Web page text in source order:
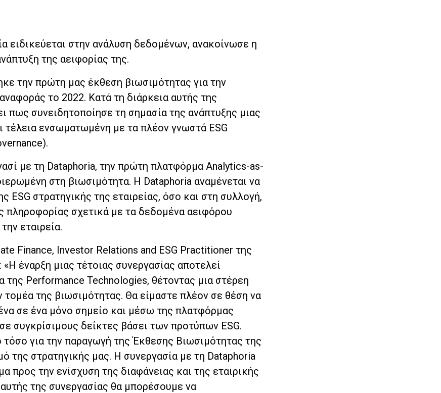
ειδικεύεται στην ανάλυση δεδομένων, ανακοίνωσε η
της αειφορίας της.
την πρώτη μας έκθεση βιωσιμότητας για την
το 2022. Κατά τη διάρκεια αυτής της
πως συνειδητοποίησε τη σημασία της ανάπτυξης μιας
τέλεια ενσωματωμένη με τα πλέον γνωστά ESG
με τη Dataphoria, την πρώτη πλατφόρμα Analytics-as-
στη βιωσιμότητα. Η Dataphoria αναμένεται να
ESG στρατηγικής της εταιρείας, όσο και στη συλλογή,
πληροφορίας σχετικά με τα δεδομένα αειφόρου
εταιρεία.
Finance, Investor Relations and ESG Practitioner της
έναρξη μιας τέτοιας συνεργασίας αποτελεί
της Performance Technologies, θέτοντας μια στέρεη
της βιωσιμότητας. Θα είμαστε πλέον σε θέση να
σε ένα μόνο σημείο και μέσω της πλατφόρμας
συγκρίσιμους δείκτες βάσει των προτύπων ESG.
τόσο για την παραγωγή της Έκθεσης Βιωσιμότητας της
της στρατηγικής μας. Η συνεργασία με τη Dataphoria
προς την ενίσχυση της διαφάνειας και της εταιρικής
της συνεργασίας θα μπορέσουμε να